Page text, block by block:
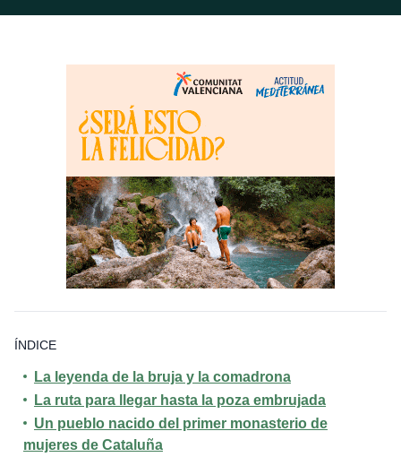
ÍNDICE
La leyenda de la bruja y la comadrona
La ruta para llegar hasta la poza embrujada
Un pueblo nacido del primer monasterio de
mujeres de Cataluña